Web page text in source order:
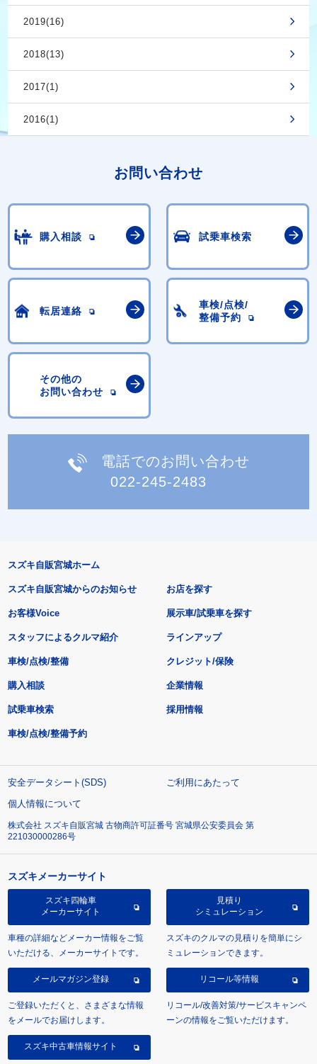
2019(16)
2018(13)
2017(1)
2016(1)
お問い合わせ
購入相談 試乗車検索
転居連絡
車検/点検/
整備予約
その他の
お問い合わせ
電話でのお問い合わせ
022-245-2483
スズキ自販宮城ホーム
スズキ自販宮城からのお知らせ
お客様Voice
スタッフによるクルマ紹介
お店を探す
展示車/試乗車を探す
ラインアップ
車検/点検/整備 クレジット/保険
購入相談
試乗車検索
車検/点検/整備予約
企業情報
採用情報
安全データシート(SDS)
ご利用にあたって
個人情報について
株式会社 スズキ自販宮城 古物商許可証番号 宮城県公安委員会 第
221030000286号
スズキメーカーサイト
スズキ四輪車
メーカーサイト
車種の詳細などメーカー情報をご覧
いただける、メーカーサイトです。
見積り
シミュレーション
スズキのクルマの見積りを簡単にシ
ミュレーションできます。
メールマガジン登録
ご登録いただくと、さまざまな情報
をメールでお届けします。
リコール等情報
リコール/改善対策/サービスキャンペ
ーンの情報をご覧いただけます。
スズキ中古車情報サイト